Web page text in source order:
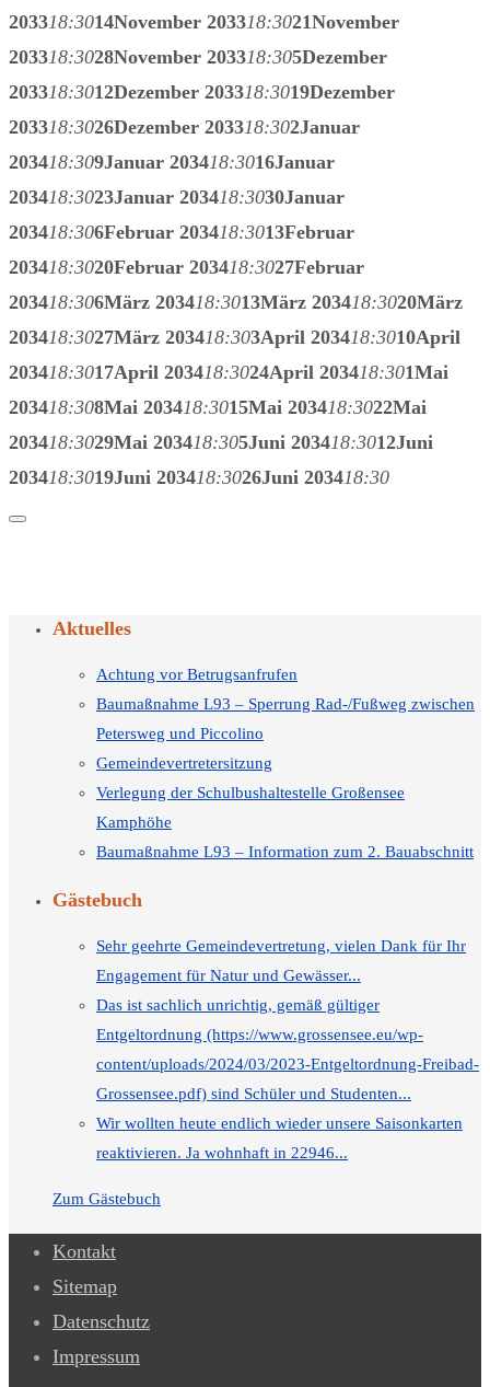
203318:3014November 203318:3021November
203318:3028November 203318:305Dezember
203318:3012Dezember 203318:3019Dezember
203318:3026Dezember 203318:302Januar
203418:309Januar 203418:3016Januar
203418:3023Januar 203418:3030Januar
203418:306Februar 203418:3013Februar
203418:3020Februar 203418:3027Februar
203418:306März 203418:3013März 203418:3020März
203418:3027März 203418:303April 203418:3010April
203418:3017April 203418:3024April 203418:301Mai
203418:308Mai 203418:3015Mai 203418:3022Mai
203418:3029Mai 203418:305Juni 203418:3012Juni
203418:3019Juni 203418:3026Juni 203418:30
Aktuelles
Achtung vor Betrugsanfrufen
Baumaßnahme L93 – Sperrung Rad-/Fußweg zwischen
Petersweg und Piccolino
Gemeindevertretersitzung
Verlegung der Schulbushaltestelle Großensee
Kamphöhe
Baumaßnahme L93 – Information zum 2. Bauabschnitt
Gästebuch
Sehr geehrte Gemeindevertretung, vielen Dank für Ihr
Engagement für Natur und Gewässer...
Das ist sachlich unrichtig, gemäß gültiger
Entgeltordnung (https://www.grossensee.eu/wp-
content/uploads/2024/03/2023-Entgeltordnung-Freibad-
Grossensee.pdf) sind Schüler und Studenten...
Wir wollten heute endlich wieder unsere Saisonkarten
reaktivieren. Ja wohnhaft in 22946...
Zum Gästebuch
Kontakt
Sitemap
Datenschutz
Impressum